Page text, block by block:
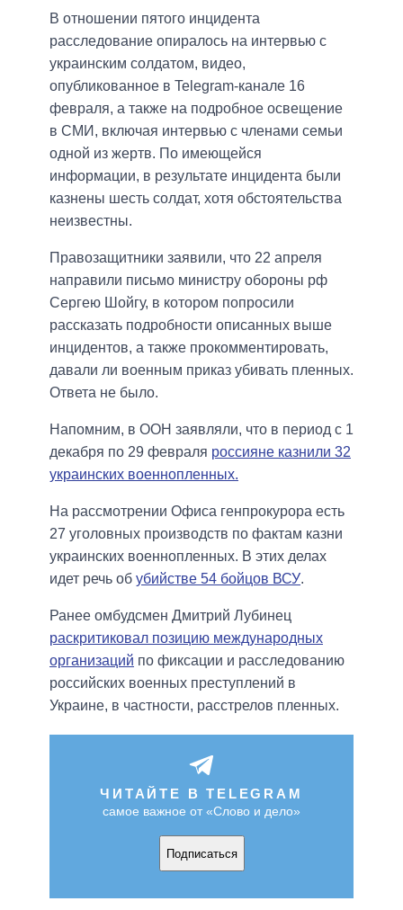
В отношении пятого инцидента
расследование опиралось на интервью с
украинским солдатом, видео,
опубликованное в Telegram-канале 16
февраля, а также на подробное освещение
в СМИ, включая интервью с членами семьи
одной из жертв. По имеющейся
информации, в результате инцидента были
казнены шесть солдат, хотя обстоятельства
неизвестны.
Правозащитники заявили, что 22 апреля
направили письмо министру обороны рф
Сергею Шойгу, в котором попросили
рассказать подробности описанных выше
инцидентов, а также прокомментировать,
давали ли военным приказ убивать пленных.
Ответа не было.
Напомним, в ООН заявляли, что в период с 1
декабря по 29 февраля россияне казнили 32
украинских военнопленных.
На рассмотрении Офиса генпрокурора есть
27 уголовных производств по фактам казни
украинских военнопленных. В этих делах
идет речь об убийстве 54 бойцов ВСУ.
Ранее омбудсмен Дмитрий Лубинец
раскритиковал позицию международных
организаций по фиксации и расследованию
российских военных преступлений в
Украине, в частности, расстрелов пленных.
ЧИТАЙТЕ В TELEGRAM
самое важное от «Слово и дело»
Подписаться